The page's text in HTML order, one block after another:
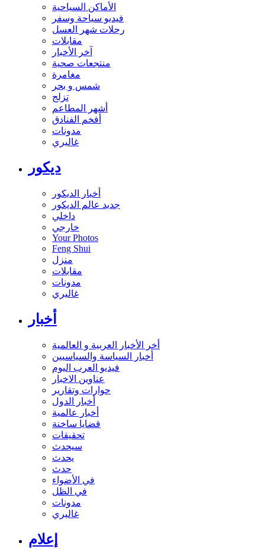
الأماكن السياحية
فيديو سياحة وسفر
رحلات شهر العسل
مقابلات
آخر الأخبار
منتجعات صحية
مغامرة
شمس و بحر
تزلج
أشهر المطاعم
أفخم الفنادق
مدونات
غاليري
ديكور
أخبار الديكور
جديد عالم الديكور
داخلي
خارجي
Your Photos
Feng Shui
منزل
مقابلات
مدونات
غاليري
أخبار
أخر الأخبار العربية و العالمية
أخبار السياسة والسياسيين
فيديو العرب اليوم
عناوين الاخبار
حوارات وتقارير
أخبار الدول
أخبار عالمية
قضايا ساخنة
تحقيقات
سيحدث
يحدث
حدث
في الأضواء
في الظل
مدونات
غاليري
إعلام